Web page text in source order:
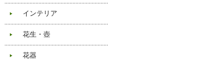
インテリア
花生・壺
花器